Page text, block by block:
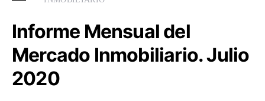
Informe Mensual del
Mercado Inmobiliario. Julio
2020